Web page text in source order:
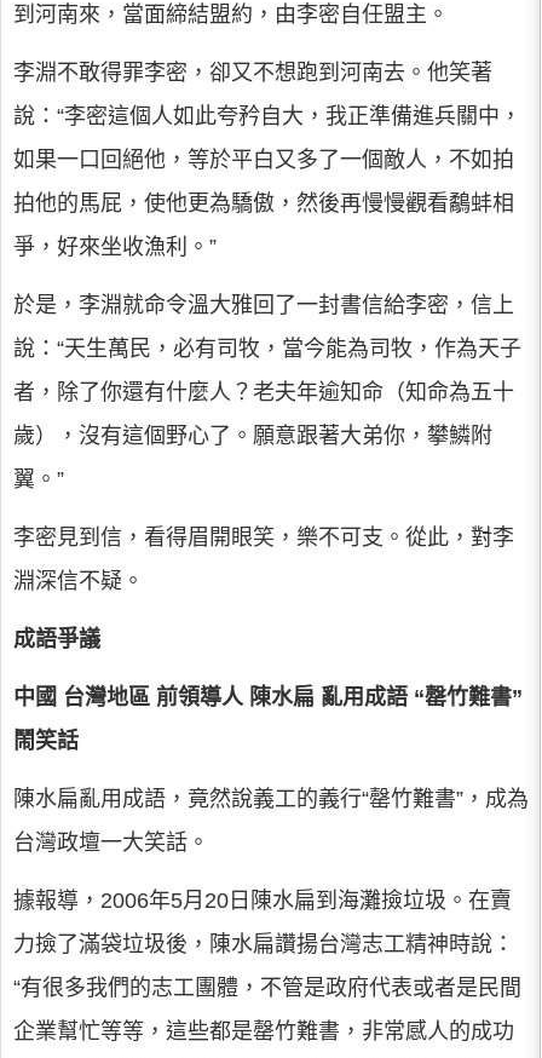
到河南來，當面締結盟約，由李密自任盟主。
李淵不敢得罪李密，卻又不想跑到河南去。他笑著
說：“李密這個人如此夸矜自大，我正準備進兵關中，
如果一口回絕他，等於平白又多了一個敵人，不如拍
拍他的馬屁，使他更為驕傲，然後再慢慢觀看鷸蚌相
爭，好來坐收漁利。”
於是，李淵就命令溫大雅回了一封書信給李密，信上
說：“天生萬民，必有司牧，當今能為司牧，作為天子
者，除了你還有什麼人？老夫年逾知命（知命為五十
歲），沒有這個野心了。願意跟著大弟你，攀鱗附
翼。”
李密見到信，看得眉開眼笑，樂不可支。從此，對李
淵深信不疑。
成語爭議
中國 台灣地區 前領導人 陳水扁 亂用成語 “罄竹難書”
鬧笑話
陳水扁亂用成語，竟然說義工的義行“罄竹難書”，成為
台灣政壇一大笑話。
據報導，2006年5月20日陳水扁到海灘撿垃圾。在賣
力撿了滿袋垃圾後，陳水扁讚揚台灣志工精神時說：
“有很多我們的志工團體，不管是政府代表或者是民間
企業幫忙等等，這些都是罄竹難書，非常感人的成功